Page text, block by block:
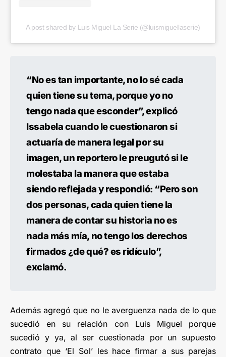
A post shared by Luis Miguel La Serie (@luismiguellaserie)
“No es tan importante, no lo sé cada
quien tiene su tema, porque yo no
tengo nada que esconder”, explicó
Issabela cuando le cuestionaron si
actuaría de manera legal por su
imagen, un reportero le preugutó si le
molestaba la manera que estaba
siendo reflejada y respondió: “Pero son
dos personas, cada quien tiene la
manera de contar su historia no es
nada más mía, no tengo los derechos
firmados ¿de qué? es ridículo”,
exclamó.
Además agregó que no le averguenza nada de lo que
sucedió en su relación con Luis Miguel porque
sucedió y ya, al ser cuestionada por un supuesto
contrato que ‘El Sol’ les hace firmar a sus parejas